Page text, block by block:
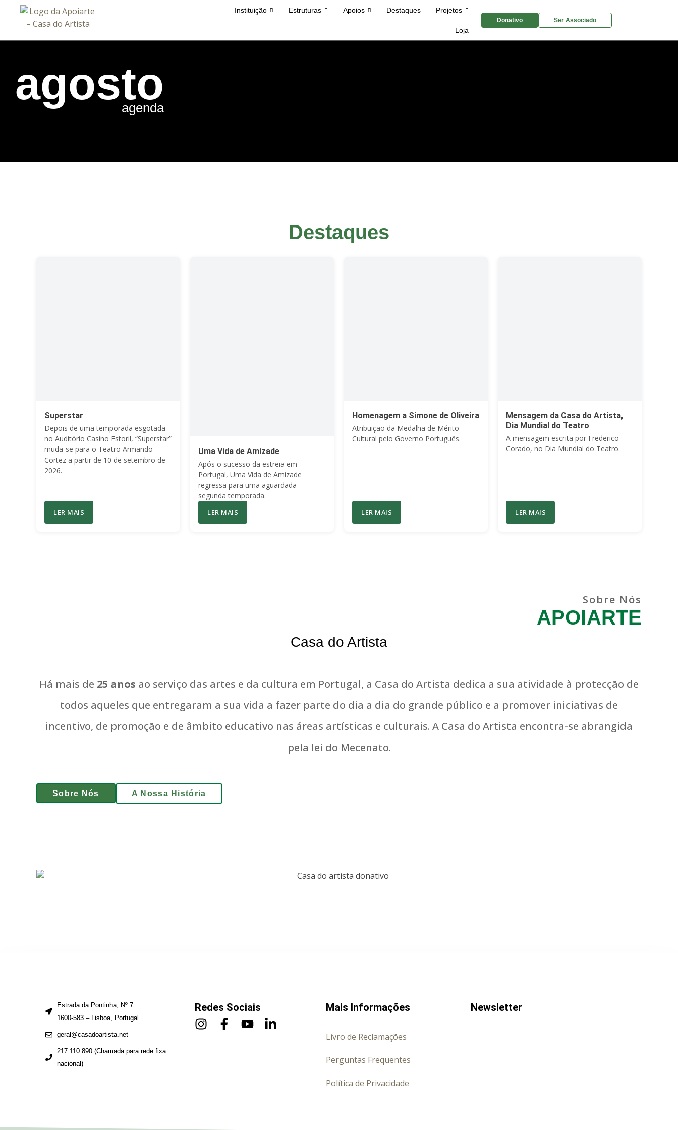
Instituição Estruturas Apoios Destaques Projetos
Loja
Donativo Ser Associado
agosto
agenda
Destaques
Superstar
Depois de uma temporada esgotada
no Auditório Casino Estoril, “Superstar”
muda-se para o Teatro Armando
Cortez a partir de 10 de setembro de
2026.
LER MAIS
Uma Vida de Amizade
Após o sucesso da estreia em
Portugal, Uma Vida de Amizade
regressa para uma aguardada
segunda temporada.
LER MAIS
Homenagem a Simone de Oliveira
Atribuição da Medalha de Mérito
Cultural pelo Governo Português.
LER MAIS
Mensagem da Casa do Artista,
Dia Mundial do Teatro
A mensagem escrita por Frederico
Corado, no Dia Mundial do Teatro.
LER MAIS
Sobre Nós
APOIARTE
Casa do Artista
Há mais de 25 anos ao serviço das artes e da cultura em Portugal, a Casa do Artista dedica a sua atividade à protecção de
todos aqueles que entregaram a sua vida a fazer parte do dia a dia do grande público e a promover iniciativas de
incentivo, de promoção e de âmbito educativo nas áreas artísticas e culturais. A Casa do Artista encontra-se abrangida
pela lei do Mecenato.
Sobre Nós A Nossa História
Estrada da Pontinha, Nº 7
1600-583 – Lisboa, Portugal
geral@casadoartista.net
217 110 890 (Chamada para rede fixa
nacional)
Redes Sociais Mais Informações
Livro de Reclamações
Perguntas Frequentes
Política de Privacidade
Newsletter